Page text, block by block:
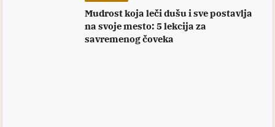
Mudrost koja leči dušu i sve postavlja
na svoje mesto: 5 lekcija za
savremenog čoveka